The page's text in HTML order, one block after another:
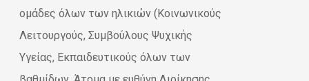
ομάδες όλων των ηλικιών (Κοινωνικούς
Λειτουργούς, Συμβούλους Ψυχικής
Υγείας, Εκπαιδευτικούς όλων των